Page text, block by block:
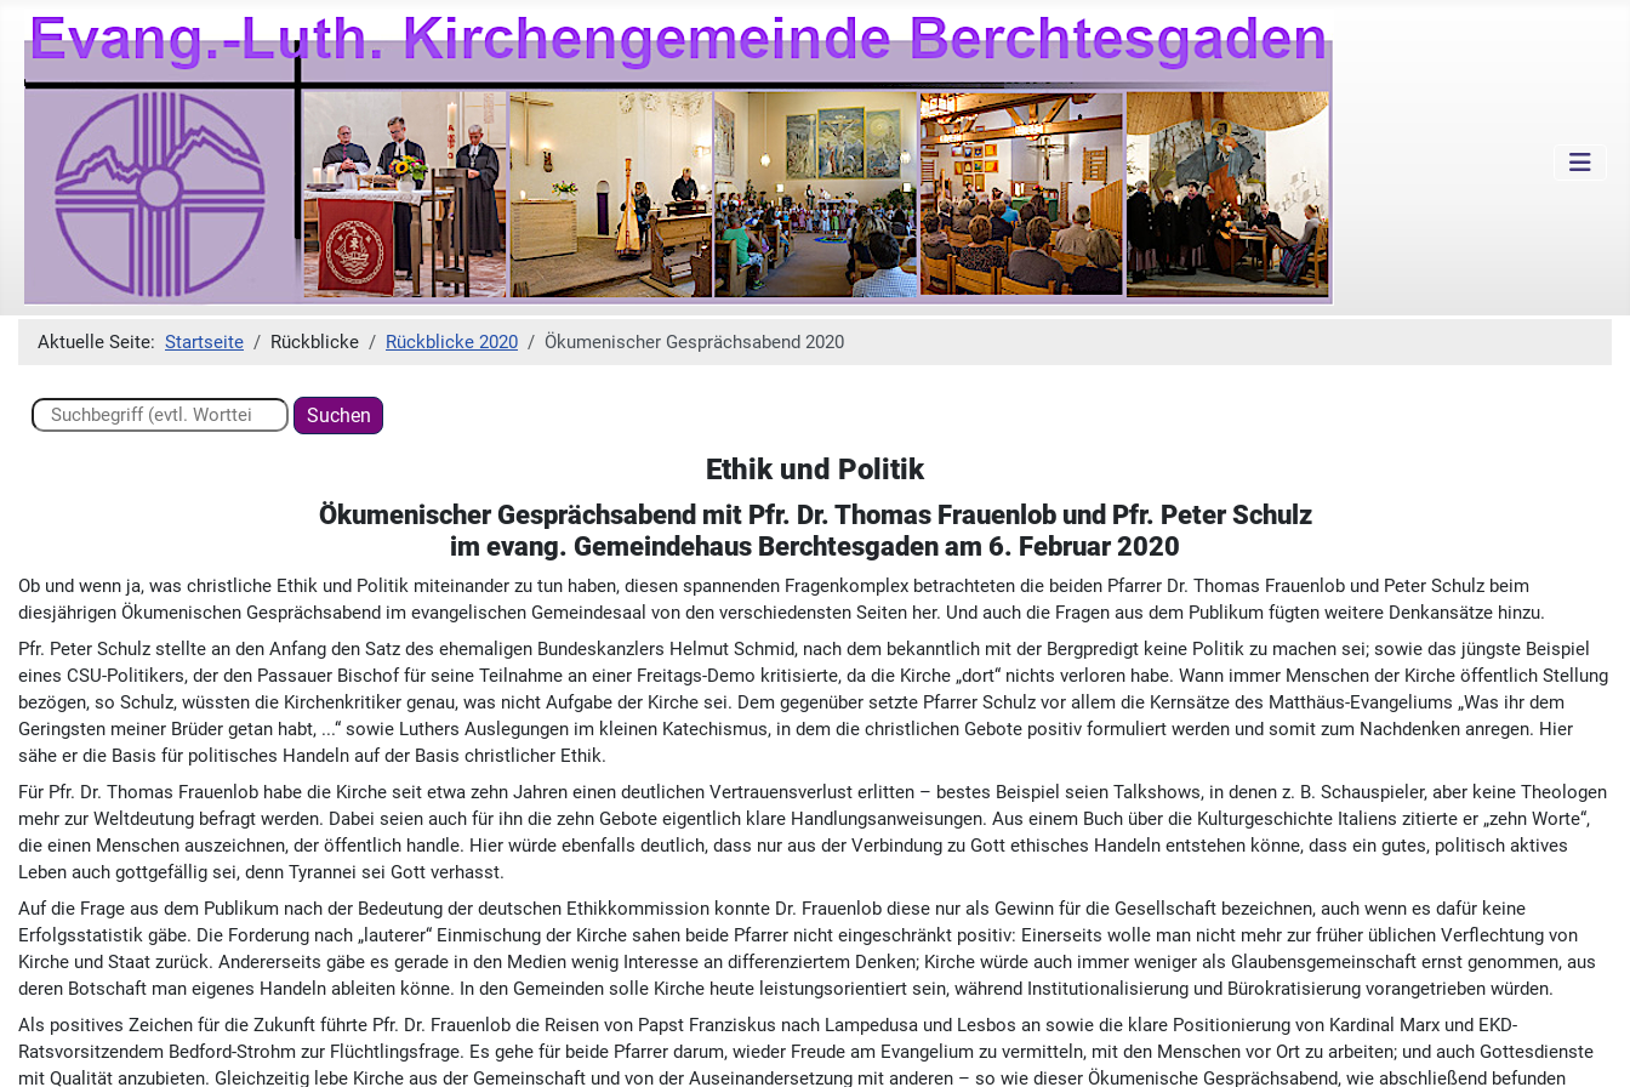
Aktuelle Seite: Startseite Rückblicke Rückblicke 2020 Ökumenischer Gesprächsabend 2020
Suchen ...
Suchen
Ethik und Politik
Ökumenischer Gesprächsabend mit Pfr. Dr. Thomas Frauenlob und Pfr. Peter Schulz
im evang. Gemeindehaus Berchtesgaden am 6. Februar 2020
Ob und wenn ja, was christliche Ethik und Politik miteinander zu tun haben, diesen spannenden Fragenkomplex betrachteten die beiden Pfarrer Dr. Thomas Frauenlob und Peter Schulz beim
diesjährigen Ökumenischen Gesprächsabend im evangelischen Gemeindesaal von den verschiedensten Seiten her. Und auch die Fragen aus dem Publikum fügten weitere Denkansätze hinzu.
Pfr. Peter Schulz stellte an den Anfang den Satz des ehemaligen Bundeskanzlers Helmut Schmid, nach dem bekanntlich mit der Bergpredigt keine Politik zu machen sei; sowie das jüngste Beispiel
eines CSU-Politikers, der den Passauer Bischof für seine Teilnahme an einer Freitags-Demo kritisierte, da die Kirche „dort“ nichts verloren habe. Wann immer Menschen der Kirche öffentlich Stellung
bezögen, so Schulz, wüssten die Kirchenkritiker genau, was nicht Aufgabe der Kirche sei. Dem gegenüber setzte Pfarrer Schulz vor allem die Kernsätze des Matthäus-Evangeliums „Was ihr dem
Geringsten meiner Brüder getan habt, ...“ sowie Luthers Auslegungen im kleinen Katechismus, in dem die christlichen Gebote positiv formuliert werden und somit zum Nachdenken anregen. Hier
sähe er die Basis für politisches Handeln auf der Basis christlicher Ethik.
Für Pfr. Dr. Thomas Frauenlob habe die Kirche seit etwa zehn Jahren einen deutlichen Vertrauensverlust erlitten – bestes Beispiel seien Talkshows, in denen z. B. Schauspieler, aber keine Theologen
mehr zur Weltdeutung befragt werden. Dabei seien auch für ihn die zehn Gebote eigentlich klare Handlungsanweisungen. Aus einem Buch über die Kulturgeschichte Italiens zitierte er „zehn Worte“,
die einen Menschen auszeichnen, der öffentlich handle. Hier würde ebenfalls deutlich, dass nur aus der Verbindung zu Gott ethisches Handeln entstehen könne, dass ein gutes, politisch aktives
Leben auch gottgefällig sei, denn Tyrannei sei Gott verhasst.
Auf die Frage aus dem Publikum nach der Bedeutung der deutschen Ethikkommission konnte Dr. Frauenlob diese nur als Gewinn für die Gesellschaft bezeichnen, auch wenn es dafür keine
Erfolgsstatistik gäbe. Die Forderung nach „lauterer“ Einmischung der Kirche sahen beide Pfarrer nicht eingeschränkt positiv: Einerseits wolle man nicht mehr zur früher üblichen Verflechtung von
Kirche und Staat zurück. Andererseits gäbe es gerade in den Medien wenig Interesse an differenziertem Denken; Kirche würde auch immer weniger als Glaubensgemeinschaft ernst genommen, aus
deren Botschaft man eigenes Handeln ableiten könne. In den Gemeinden solle Kirche heute leistungsorientiert sein, während Institutionalisierung und Bürokratisierung vorangetrieben würden.
Als positives Zeichen für die Zukunft führte Pfr. Dr. Frauenlob die Reisen von Papst Franziskus nach Lampedusa und Lesbos an sowie die klare Positionierung von Kardinal Marx und EKD-
Ratsvorsitzendem Bedford-Strohm zur Flüchtlingsfrage. Es gehe für beide Pfarrer darum, wieder Freude am Evangelium zu vermitteln, mit den Menschen vor Ort zu arbeiten; und auch Gottesdienste
mit Qualität anzubieten. Gleichzeitig lebe Kirche aus der Gemeinschaft und von der Auseinandersetzung mit anderen – so wie dieser Ökumenische Gesprächsabend, wie abschließend befunden